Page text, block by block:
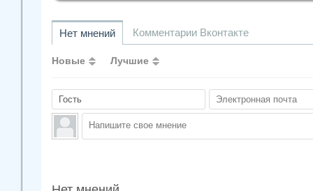
Нет мнений Комментарии Вконтакте
Новые Лучшие